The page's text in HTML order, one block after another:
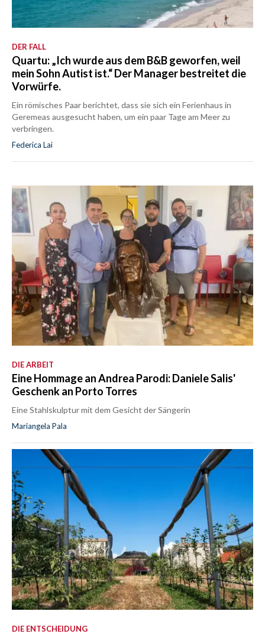
DER FALL
Quartu: „Ich wurde aus dem B&B geworfen, weil
mein Sohn Autist ist.“ Der Manager bestreitet die
Vorwürfe.
Ein römisches Paar berichtet, dass sie sich ein Ferienhaus in
Geremeas ausgesucht haben, um ein paar Tage am Meer zu
verbringen.
Federica Lai
DIE ARBEIT
Eine Hommage an Andrea Parodi: Daniele Salis'
Geschenk an Porto Torres
Eine Stahlskulptur mit dem Gesicht der Sängerin
Mariangela Pala
DIE ENTSCHEIDUNG